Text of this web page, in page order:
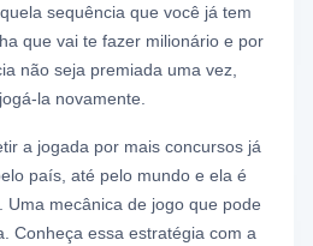
sequência que você já tem
que vai te fazer milionário e por
não seja premiada uma vez,
la novamente.
a jogada por mais concursos já
país, até pelo mundo e ela é
Uma mecânica de jogo que pode
Conheça essa estratégia com a